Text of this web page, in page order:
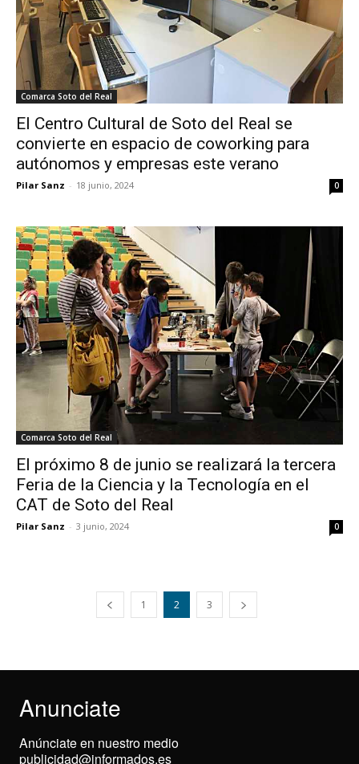
Comarca Soto del Real
El Centro Cultural de Soto del Real se
convierte en espacio de coworking para
autónomos y empresas este verano
Pilar Sanz - 18 junio, 2024 0
Comarca Soto del Real
El próximo 8 de junio se realizará la tercera
Feria de la Ciencia y la Tecnología en el
CAT de Soto del Real
Pilar Sanz - 3 junio, 2024 0
1 2 3
Anunciate
Anúnciate en nuestro medio
publicidad@informados.es